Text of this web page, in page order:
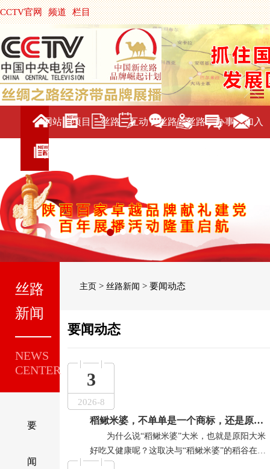
CCTV官网 频道 栏目
主持人 节目单
央视影音 | 中国搜索
网站
首页
项目 丝路 互动 丝路 丝路 办事 加入
丝路
新闻
NEWS
CENTER
要
闻
主页 > 丝路新闻 > 要闻动态
要闻动态
3
2026-8
稻鳅米婆，不单单是一个商标，还是原阳大米的供应商...
为什么说“稻鳅米婆”大米，也就是原阳大米
好吃又健康呢？这取决与“稻鳅米婆”的稻谷在生
长过程中，稻田里的微生物及害虫为泥鳅的生长